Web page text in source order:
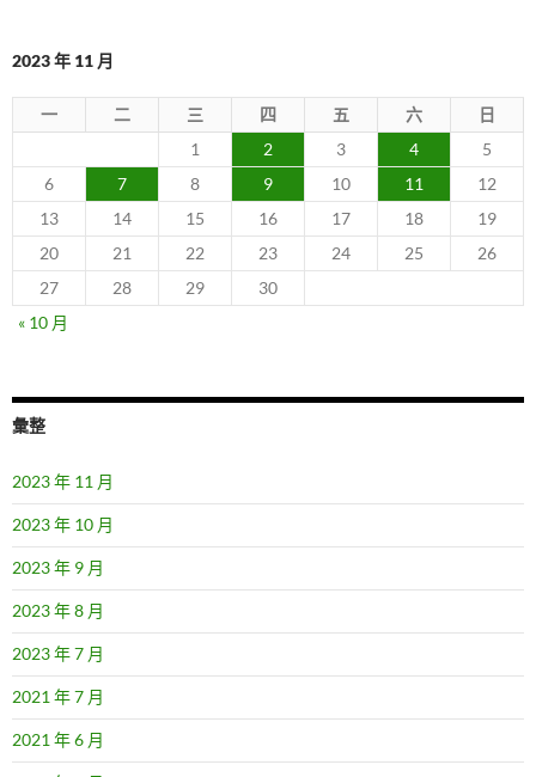
2023 年 11 月
一 二 三 四 五 六
日
1
2 3 4
5
6
7 8 9 10 11
12
13
14 15 16 17 18
19
20
21 22 23 24 25
26
27
28 29
30
« 10 月
彙整
2023 年 11 月
2023 年 10 月
2023 年 9 月
2023 年 8 月
2023 年 7 月
2021 年 7 月
2021 年 6 月